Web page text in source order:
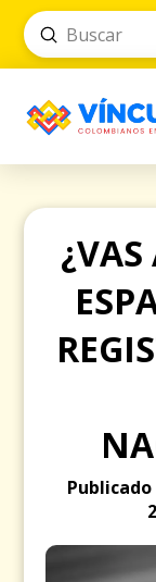
Search
Submit
¿VAS